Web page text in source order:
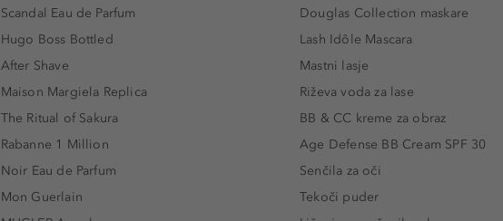
Scandal Eau de Parfum
Hugo Boss Bottled
After Shave
Maison Margiela Replica
The Ritual of Sakura
Rabanne 1 Million
Noir Eau de Parfum
Mon Guerlain
Douglas Collection maskare
Lash Idôle Mascara
Mastni lasje
Riževa voda za lase
BB & CC kreme za obraz
Age Defense BB Cream SPF 30
Senčila za oči
Tekoči puder